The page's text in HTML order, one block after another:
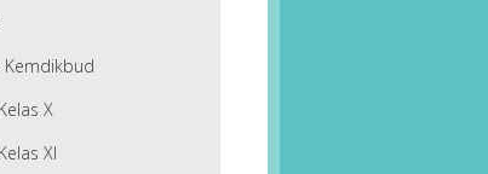
Kemdikbud
X
XI